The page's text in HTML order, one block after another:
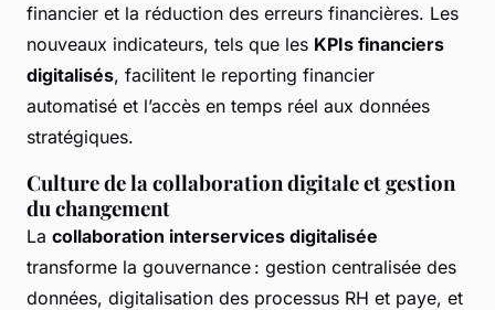
financier et la réduction des erreurs financières. Les
nouveaux indicateurs, tels que les KPIs financiers
digitalisés, facilitent le reporting financier
automatisé et l’accès en temps réel aux données
stratégiques.
Culture de la collaboration digitale et gestion
du changement
La collaboration interservices digitalisée
transforme la gouvernance : gestion centralisée des
données, digitalisation des processus RH et paye, et